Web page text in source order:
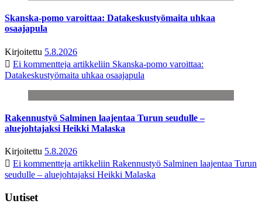
Skanska-pomo varoittaa: Datakeskustyömaita uhkaa
osaajapula
Kirjoitettu 5.8.2026
Ei kommentteja artikkeliin Skanska-pomo varoittaa:
Datakeskustyömaita uhkaa osaajapula
Rakennustyö Salminen laajentaa Turun seudulle –
aluejohtajaksi Heikki Malaska
Kirjoitettu 5.8.2026
Ei kommentteja artikkeliin Rakennustyö Salminen laajentaa Turun
seudulle – aluejohtajaksi Heikki Malaska
Uutiset